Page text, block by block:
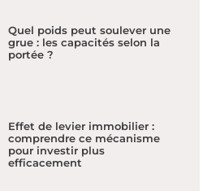
Quel poids peut soulever une
grue : les capacités selon la
portée ?
Effet de levier immobilier :
comprendre ce mécanisme
pour investir plus
efficacement